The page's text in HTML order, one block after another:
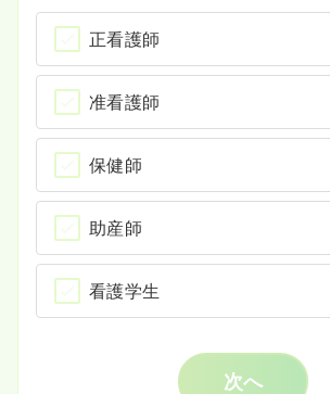
正看護師
准看護師
保健師
助産師
看護学生
次へ